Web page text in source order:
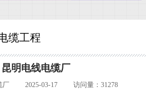
缆工程
昆明电线电缆厂
厂 2025-03-17 访问量：31278